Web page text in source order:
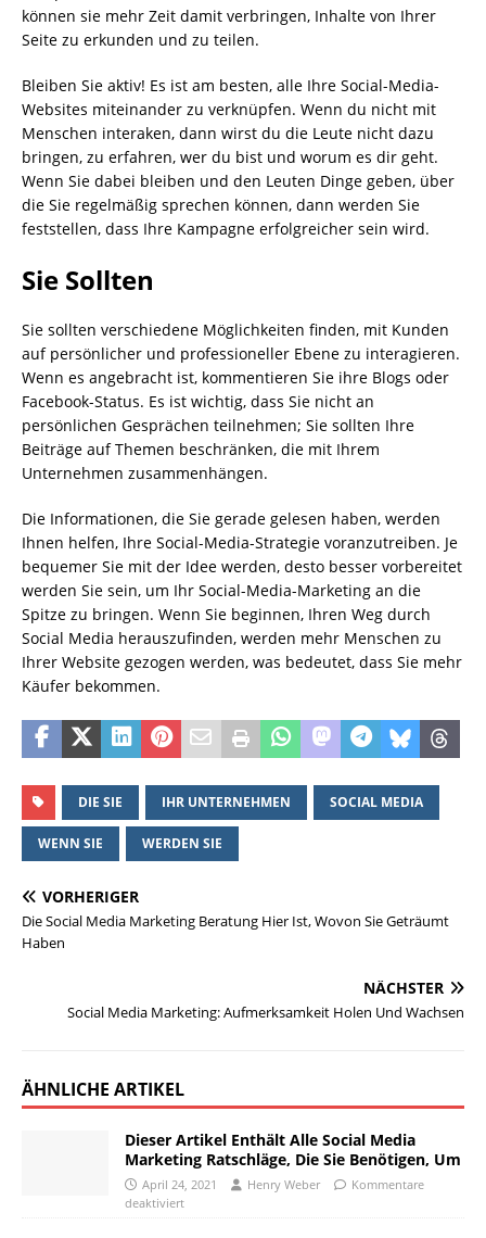
können sie mehr Zeit damit verbringen, Inhalte von Ihrer
Seite zu erkunden und zu teilen.
Bleiben Sie aktiv! Es ist am besten, alle Ihre Social-Media-
Websites miteinander zu verknüpfen. Wenn du nicht mit
Menschen interaken, dann wirst du die Leute nicht dazu
bringen, zu erfahren, wer du bist und worum es dir geht.
Wenn Sie dabei bleiben und den Leuten Dinge geben, über
die Sie regelmäßig sprechen können, dann werden Sie
feststellen, dass Ihre Kampagne erfolgreicher sein wird.
Sie Sollten
Sie sollten verschiedene Möglichkeiten finden, mit Kunden
auf persönlicher und professioneller Ebene zu interagieren.
Wenn es angebracht ist, kommentieren Sie ihre Blogs oder
Facebook-Status. Es ist wichtig, dass Sie nicht an
persönlichen Gesprächen teilnehmen; Sie sollten Ihre
Beiträge auf Themen beschränken, die mit Ihrem
Unternehmen zusammenhängen.
Die Informationen, die Sie gerade gelesen haben, werden
Ihnen helfen, Ihre Social-Media-Strategie voranzutreiben. Je
bequemer Sie mit der Idee werden, desto besser vorbereitet
werden Sie sein, um Ihr Social-Media-Marketing an die
Spitze zu bringen. Wenn Sie beginnen, Ihren Weg durch
Social Media herauszufinden, werden mehr Menschen zu
Ihrer Website gezogen werden, was bedeutet, dass Sie mehr
Käufer bekommen.
DIE SIE IHR UNTERNEHMEN SOCIAL MEDIA
WENN SIE WERDEN SIE
VORHERIGER
Die Social Media Marketing Beratung Hier Ist, Wovon Sie Geträumt
Haben
NÄCHSTER
Social Media Marketing: Aufmerksamkeit Holen Und Wachsen
ÄHNLICHE ARTIKEL
Dieser Artikel Enthält Alle Social Media
Marketing Ratschläge, Die Sie Benötigen, Um
April 24, 2021 Henry Weber
Kommentare
deaktiviert